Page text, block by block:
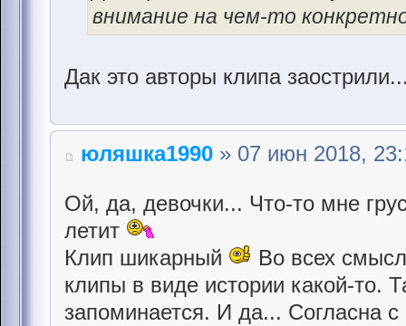
внимание на чем-то
Дак это авторы клипа
юляшка1990 » 07 июн 2018,
Ой, да, девочки... Что-то мне
летит
Клип шикарный
Во всех
клипы в виде истории какой-то.
запоминается. И да... Согласна